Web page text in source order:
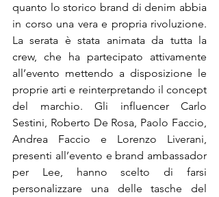
quanto lo storico brand di denim abbia
in corso una vera e propria rivoluzione.
La serata è stata animata da tutta la
crew, che ha partecipato attivamente
all’evento mettendo a disposizione le
proprie arti e reinterpretando il concept
del marchio. Gli influencer Carlo
Sestini, Roberto De Rosa, Paolo Faccio,
Andrea Faccio e Lorenzo Liverani,
presenti all’evento e brand ambassador
per Lee, hanno scelto di farsi
personalizzare una delle tasche del